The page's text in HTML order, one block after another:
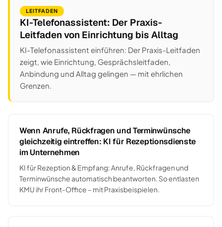
LEITFADEN
KI-Telefonassistent: Der Praxis-
Leitfaden von Einrichtung bis Alltag
KI-Telefonassistent einführen: Der Praxis-Leitfaden
zeigt, wie Einrichtung, Gesprächsleitfaden,
Anbindung und Alltag gelingen — mit ehrlichen
Grenzen.
Wenn Anrufe, Rückfragen und Terminwünsche
gleichzeitig eintreffen: KI für Rezeptionsdienste
im Unternehmen
KI für Rezeption & Empfang: Anrufe, Rückfragen und
Terminwünsche automatisch beantworten. So entlasten
KMU ihr Front-Office – mit Praxisbeispielen.